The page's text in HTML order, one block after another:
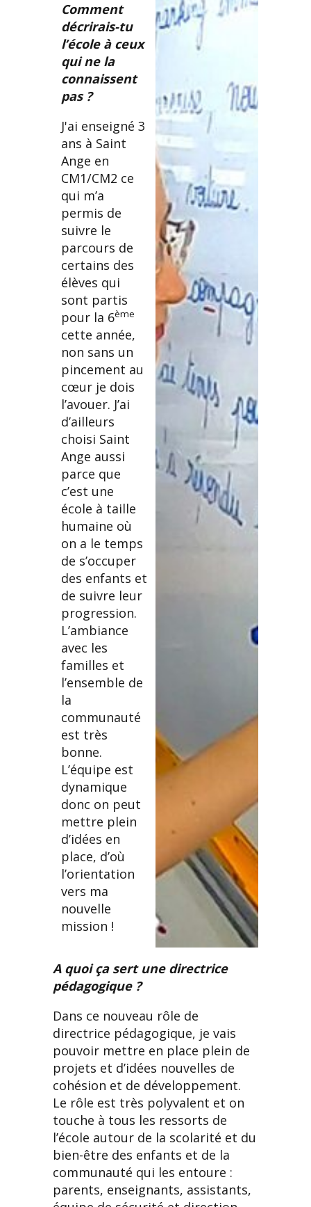
Comment
décrirais-tu
l’école à ceux
qui ne la
connaissent
pas ?
J'ai enseigné 3
ans à Saint
Ange en
CM1/CM2 ce
qui m’a
permis de
suivre le
parcours de
certains des
élèves qui
sont partis
pour la 6ème
cette année,
non sans un
pincement au
cœur je dois
l’avouer. J’ai
d’ailleurs
choisi Saint
Ange aussi
parce que
c’est une
école à taille
humaine où
on a le temps
de s’occuper
des enfants et
de suivre leur
progression.
L’ambiance
avec les
familles et
l’ensemble de
la
communauté
est très
bonne.
L’équipe est
dynamique
donc on peut
mettre plein
d’idées en
place, d’où
l’orientation
vers ma
nouvelle
mission !
A quoi ça sert une directrice
pédagogique ?
Dans ce nouveau rôle de
directrice pédagogique, je vais
pouvoir mettre en place plein de
projets et d’idées nouvelles de
cohésion et de développement.
Le rôle est très polyvalent et on
touche à tous les ressorts de
l’école autour de la scolarité et du
bien-être des enfants et de la
communauté qui les entoure :
parents, enseignants, assistants,